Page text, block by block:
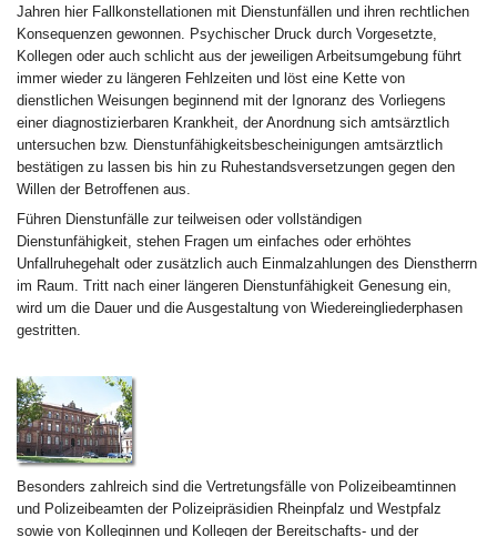
Jahren hier Fallkonstellationen mit Dienstunfällen und ihren rechtlichen
Konsequenzen gewonnen. Psychischer Druck durch Vorgesetzte,
Kollegen oder auch schlicht aus der jeweiligen Arbeitsumgebung führt
immer wieder zu längeren Fehlzeiten und löst eine Kette von
dienstlichen Weisungen beginnend mit der Ignoranz des Vorliegens
einer diagnostizierbaren Krankheit, der Anordnung sich amtsärztlich
untersuchen bzw. Dienstunfähigkeitsbescheinigungen amtsärztlich
bestätigen zu lassen bis hin zu Ruhestandsversetzungen gegen den
Willen der Betroffenen aus.
Führen Dienstunfälle zur teilweisen oder vollständigen
Dienstunfähigkeit, stehen Fragen um einfaches oder erhöhtes
Unfallruhegehalt oder zusätzlich auch Einmalzahlungen des Dienstherrn
im Raum. Tritt nach einer längeren Dienstunfähigkeit Genesung ein,
wird um die Dauer und die Ausgestaltung von Wiedereingliederphasen
gestritten.
Besonders zahlreich sind die Vertretungsfälle von Polizeibeamtinnen
und Polizeibeamten der Polizeipräsidien Rheinpfalz und Westpfalz
sowie von Kolleginnen und Kollegen der Bereitschafts- und der